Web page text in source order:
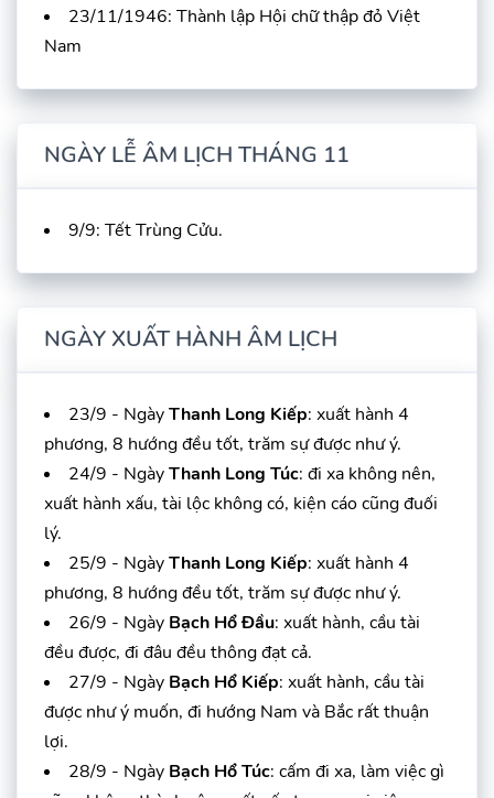
23/11/1946: Thành lập Hội chữ thập đỏ Việt
Nam
NGÀY LỄ ÂM LỊCH THÁNG 11
9/9: Tết Trùng Cửu.
NGÀY XUẤT HÀNH ÂM LỊCH
23/9 - NgàyThanh Long Kiếp: xuất hành 4
phương, 8 hướng đều tốt, trăm sự được như ý.
24/9 - NgàyThanh Long Túc: đi xa không nên,
xuất hành xấu, tài lộc không có, kiện cáo cũng đuối
lý.
25/9 - NgàyThanh Long Kiếp: xuất hành 4
phương, 8 hướng đều tốt, trăm sự được như ý.
26/9 - Ngày Bạch Hổ Đầu: xuất hành, cầu tài
đều được, đi đâu đều thông đạt cả.
27/9 - Ngày Bạch Hổ Kiếp: xuất hành, cầu tài
được như ý muốn, đi hướng Nam và Bắc rất thuận
lợi.
28/9 - Ngày Bạch Hổ Túc: cấm đi xa, làm việc gì